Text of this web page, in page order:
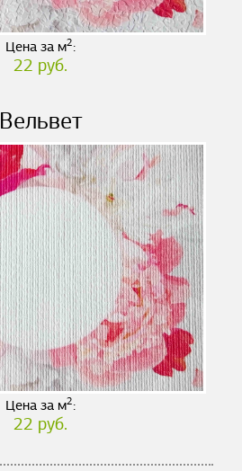
Цена за м2:
22 руб.
Вельвет
Цена за м2:
22 руб.